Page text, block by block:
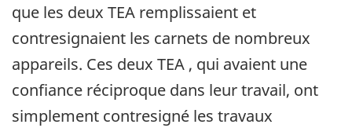
que les deux TEA remplissaient et
contresignaient les carnets de nombreux
appareils. Ces deux TEA , qui avaient une
confiance réciproque dans leur travail, ont
simplement contresigné les travaux